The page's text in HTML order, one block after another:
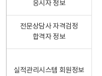
응시자 정보
전문상담사 자격검정
합격자 정보
실적관리시스템 회원정보